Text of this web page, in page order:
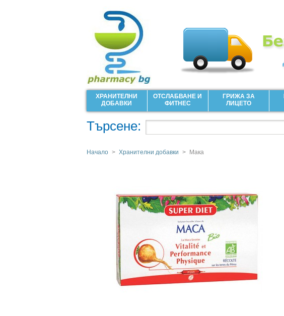
ХРАНИТЕЛНИ
ДОБАВКИ
ОТСЛАБВАНЕ И
ФИТНЕС
ГРИЖА ЗА
ЛИЦЕТО
Търсене:
Начало > Хранителни добавки > Мака